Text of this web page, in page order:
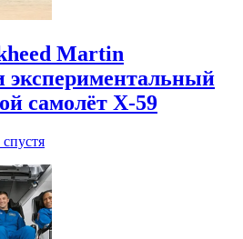
Martin
экспериментальный
самолёт X-59